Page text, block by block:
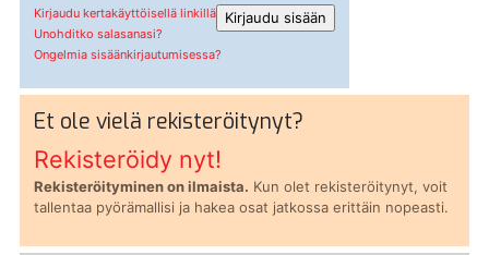
Kirjaudu kertakäyttöisellä linkillä
Unohditko salasanasi?
Ongelmia sisäänkirjautumisessa?
Et ole vielä rekisteröitynyt?
Rekisteröidy nyt!
Rekisteröityminen on ilmaista. Kun olet rekisteröitynyt, voit
tallentaa pyörämallisi ja hakea osat jatkossa erittäin nopeasti.